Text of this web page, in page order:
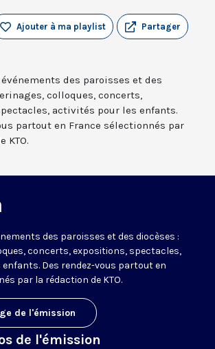
Partager
Ajouter à ma playlist
des paroisses et des
colloques, concerts,
activités pour les enfants.
partout en France sélectionnés par
KTO.
des paroisses et des diocèses :
concerts, expositions, spectacles,
Des rendez-vous partout en
par la rédaction de KTO.
de l'émission
de l'émission